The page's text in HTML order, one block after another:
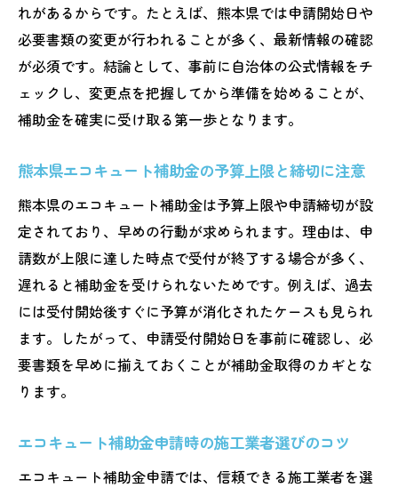
れがあるからです。たとえば、熊本県では申請開始日や
必要書類の変更が行われることが多く、最新情報の確認
が必須です。結論として、事前に自治体の公式情報をチ
ェックし、変更点を把握してから準備を始めることが、
補助金を確実に受け取る第一歩となります。
熊本県エコキュート補助金の予算上限と締切に注意
熊本県のエコキュート補助金は予算上限や申請締切が設
定されており、早めの行動が求められます。理由は、申
請数が上限に達した時点で受付が終了する場合が多く、
遅れると補助金を受けられないためです。例えば、過去
には受付開始後すぐに予算が消化されたケースも見られ
ます。したがって、申請受付開始日を事前に確認し、必
要書類を早めに揃えておくことが補助金取得のカギとな
ります。
エコキュート補助金申請時の施工業者選びのコツ
エコキュート補助金申請では、信頼できる施工業者を選